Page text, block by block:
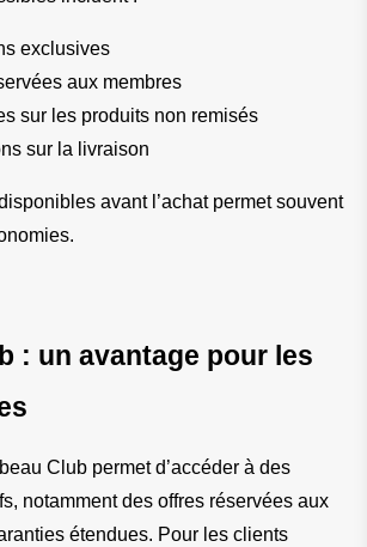
exclusives
aux membres
sur les produits non remisés
sur la livraison
avant l’achat permet souvent
: un avantage pour les
Club permet d’accéder à des
notamment des offres réservées aux
étendues. Pour les clients